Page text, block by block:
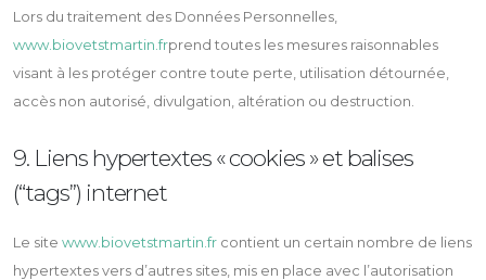
Lors du traitement des Données Personnelles,
www.biovetstmartin.frprend toutes les mesures raisonnables
visant à les protéger contre toute perte, utilisation détournée,
accès non autorisé, divulgation, altération ou destruction.
9. Liens hypertextes « cookies » et balises
(“tags”) internet
Le site www.biovetstmartin.fr contient un certain nombre de liens
hypertextes vers d’autres sites, mis en place avec l’autorisation